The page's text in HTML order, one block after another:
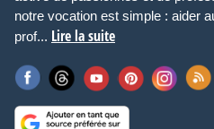
notre vocation est simple : aider
prof... Lire la suite